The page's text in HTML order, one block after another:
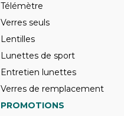
Télémètre
Verres seuls
Lentilles
Lunettes de sport
Entretien lunettes
Verres de remplacement
PROMOTIONS